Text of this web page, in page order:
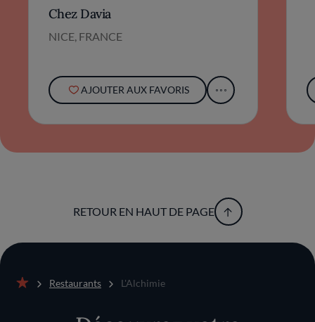
Chez Davia
NICE, FRANCE
AJOUTER AUX FAVORIS
RETOUR EN HAUT DE PAGE
Restaurants L'Alchimie